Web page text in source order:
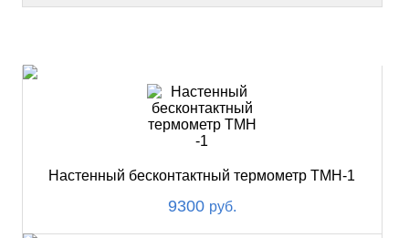
Настенный бесконтактный термометр ТМН-1
9300 руб.